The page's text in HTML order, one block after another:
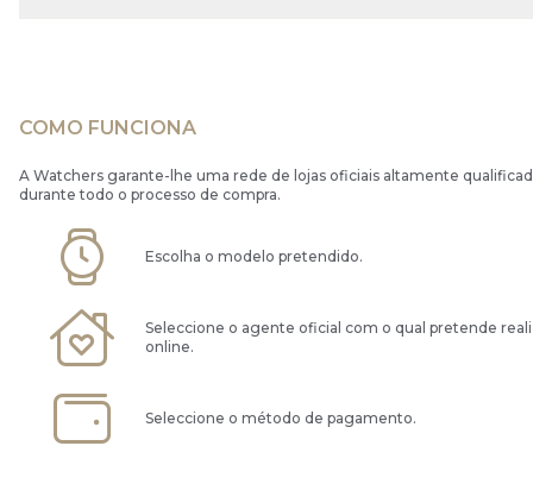
COMO FUNCIONA
A Watchers garante-lhe uma rede de lojas oficiais altamente
durante todo o processo de compra.
Escolha o modelo pretendido.
Seleccione o agente oficial com o qual pretende
online.
Seleccione o método de pagamento.